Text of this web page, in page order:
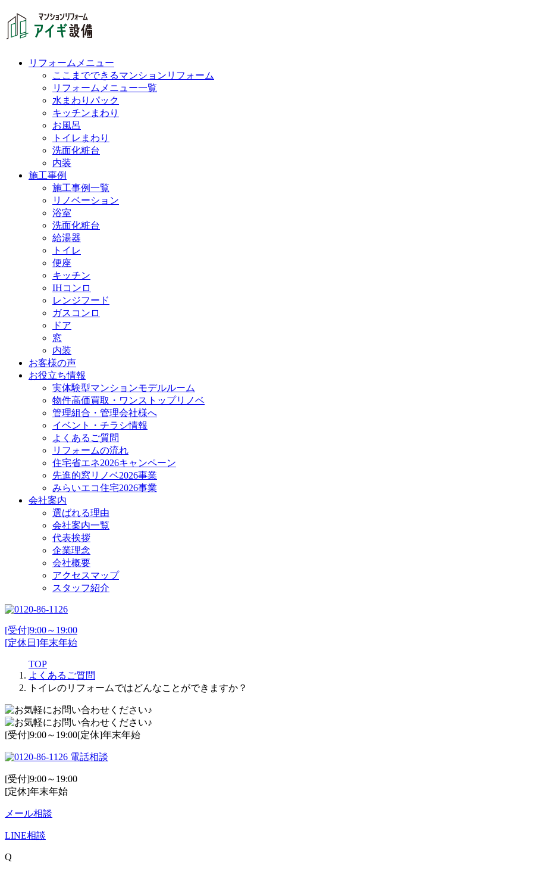
リフォームメニュー
ここまでできるマンションリフォーム
リフォームメニュー一覧
水まわりパック
キッチンまわり
お風呂
トイレまわり
洗面化粧台
内装
施工事例
施工事例一覧
リノベーション
浴室
洗面化粧台
給湯器
トイレ
便座
キッチン
IHコンロ
レンジフード
ガスコンロ
ドア
窓
内装
お客様の声
お役立ち情報
実体験型マンションモデルルーム
物件高価買取・ワンストップリノベ
管理組合・管理会社様へ
イベント・チラシ情報
よくあるご質問
リフォームの流れ
住宅省エネ2026キャンペーン
先進的窓リノベ2026事業
みらいエコ住宅2026事業
会社案内
選ばれる理由
会社案内一覧
代表挨拶
企業理念
会社概要
アクセスマップ
スタッフ紹介
[受付]9:00～19:00
[定休日]年末年始
TOP
よくあるご質問
トイレのリフォームではどんなことができますか？
[受付]9:00～19:00[定休]年末年始
電話相談
[受付]9:00～19:00
[定休]年末年始
メール相談
LINE相談
Q